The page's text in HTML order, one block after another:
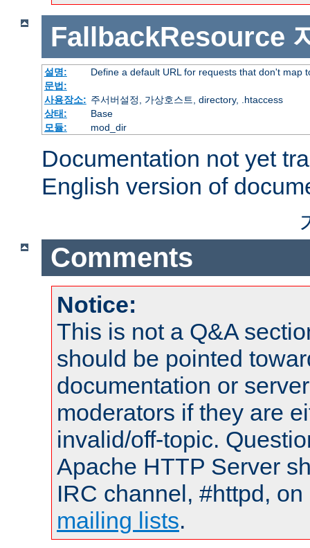
FallbackResource
설명:
Define a default URL for requests that don't map
문법:
사용장소: 주서버설정, 가상호스트, directory, .htaccess
상태:
Base
모듈:
mod_dir
Documentation not yet
English version of
Comments
Notice:
This is not a Q&A
should be pointed
documentation or
moderators if they are
invalid/off-topic.
Apache HTTP Server
IRC channel, #httpd,
mailing lists.